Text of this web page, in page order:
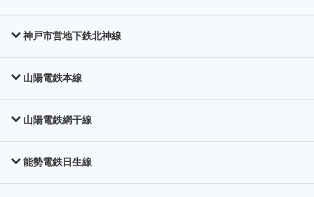
神戸市営地下鉄北神線
山陽電鉄本線
山陽電鉄網干線
能勢電鉄日生線